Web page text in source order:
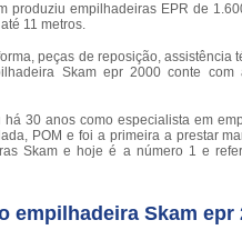
produziu empilhadeiras EPR de
11 metros.
peças de reposição, assistência
Skam epr 2000 conte com
há 30 anos como especialista em
POM e foi a primeira a prestar
Skam e hoje é a número 1 e
empilhadeira Skam epr